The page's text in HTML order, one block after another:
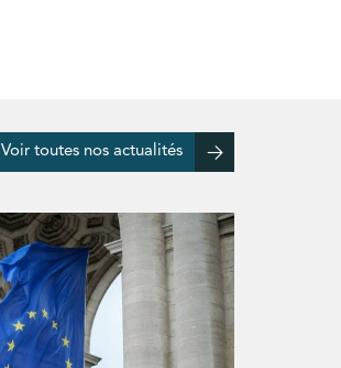
Voir toutes nos actualités